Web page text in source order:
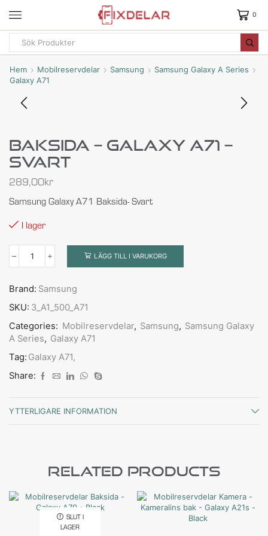
0
Hem Mobilreservdelar Samsung
Samsung Galaxy A Series
Galaxy A71
Baksida – Galaxy A71 –
Svart
289,00kr
Samsung Galaxy A71 Baksida- Svart
I lager
LÄGG TILL I VARUKORG
Brand: Samsung
SKU: 3_A1_500_A71
Categories: Mobilreservdelar, Samsung, Samsung Galaxy
A Series, Galaxy A71
Tag: Galaxy A71,
Share:
YTTERLIGARE INFORMATION
Related Products
SLUT I
LAGER